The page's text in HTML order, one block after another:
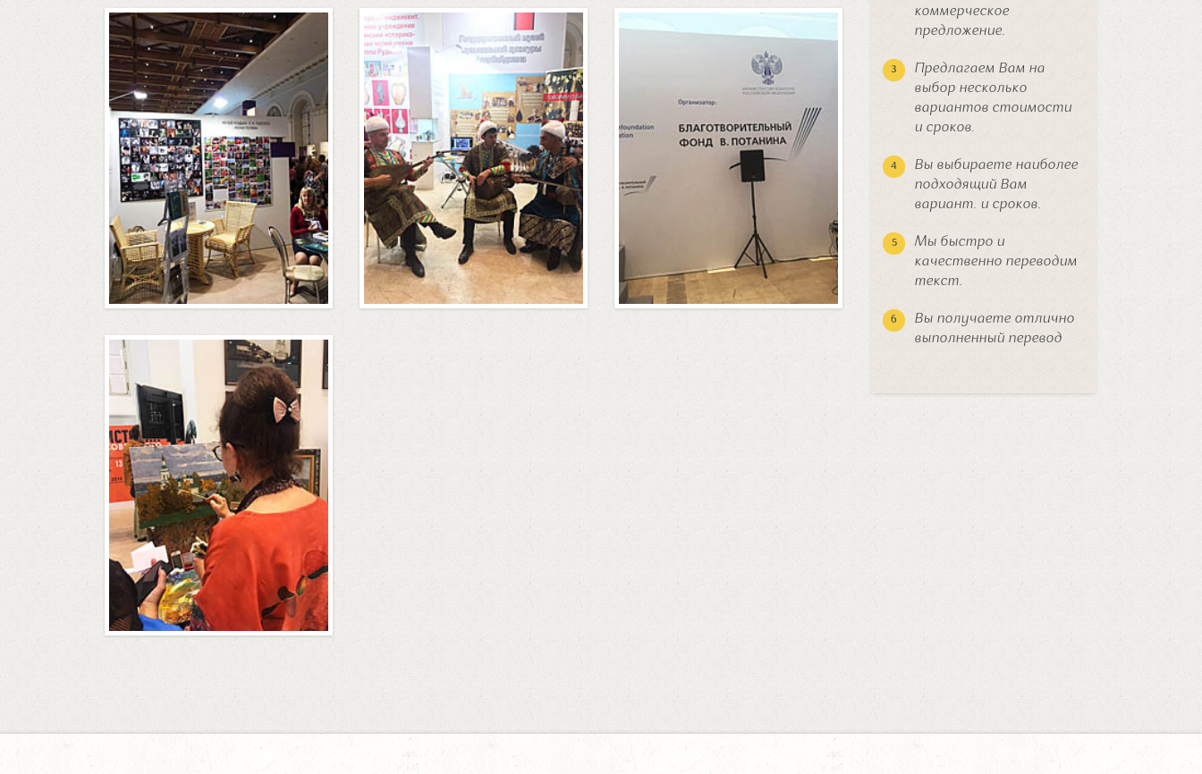
коммерческое
предложение.
Предлагаем Вам на
выбор несколько
вариантов стоимости
и сроков.
Вы выбираете наиболее
подходящий Вам
вариант. и сроков.
Мы быстро и
качественно переводим
текст.
Вы получаете отлично
выполненный перевод